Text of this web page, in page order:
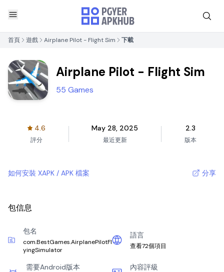
首頁 遊戲 Airplane Pilot - Flight Sim 下載
Airplane Pilot - Flight Sim
55 Games
4.6
評分
May 28, 2025
最近更新
2.3
版本
如何安裝 XAPK / APK 檔案 分享
包信息
包名
com.BestGames.AirplanePilotFl
yingSimulator
語言
查看72個項目
需要Android版本 內容評級